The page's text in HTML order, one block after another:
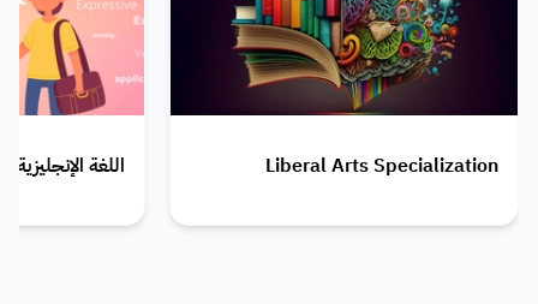
Liberal Arts Specialization اللغة الإنجليزية - English Language